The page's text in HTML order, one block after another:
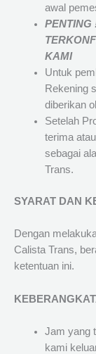
awal
PENTING
KAMI
Untuk
Rekening
diberikan
Setelah
terima
sebagai
Trans.
SYARAT DAN
Dengan
Calista Trans,
ketentuan ini.
Jam yang
kami